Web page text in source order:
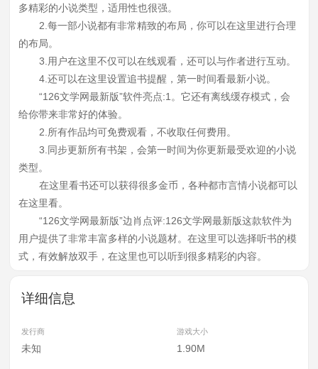
多精彩的小说类型，适用性也很强。
2.每一部小说都有非常精致的布局，你可以在这里进行合理
的布局。
3.用户在这里不仅可以在线观看，还可以与作者进行互动。
4.还可以在这里设置追书提醒，第一时间看最新小说。
“126文学网最新版”软件亮点:1。它还有离线缓存模式，会
给你带来非常好的体验。
2.所有作品均可免费观看，不收取任何费用。
3.同步更新所有书架，会第一时间为你更新最受欢迎的小说
类型。
在这里看书还可以获得很多金币，各种都市言情小说都可以
在这里看。
“126文学网最新版”边肖点评:126文学网最新版这款软件为
用户提供了非常丰富多样的小说题材。在这里可以选择听书的模
式，有效解放双手，在这里也可以听到很多精彩的内容。
详细信息
发行商 游戏大小
未知 1.90M